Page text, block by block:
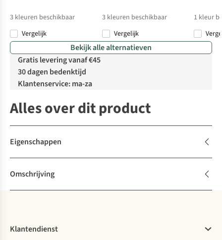
3 kleuren beschikbaar
Vergelijk
3 kleuren beschikbaar
Vergelijk
1 kleur
Bekijk alle alternatieven
Gratis levering vanaf €45
30 dagen bedenktijd
Klantenservice: ma-za
Alles over dit product
Eigenschappen
Omschrijving
Klantendienst